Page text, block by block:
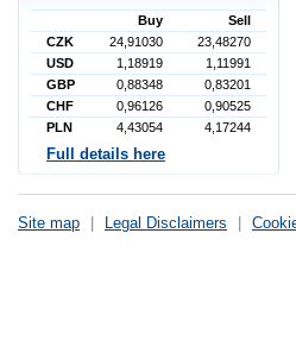
Buy
Sell
CZK
24,91030
23,48270
USD
1,18919
1,11991
GBP
0,88348
0,83201
CHF
0,96126
0,90525
PLN
4,43054 4,17244
Full details here
Site map Legal Disclaimers